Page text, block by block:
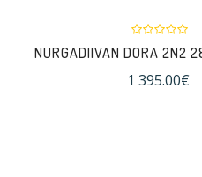
NURGADIIVAN DORA 2N2
1 395.00€